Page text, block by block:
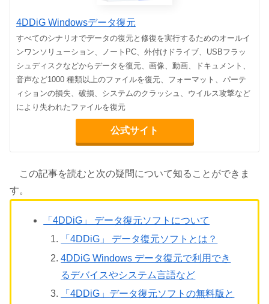
4DDiG Windowsデータ復元
すべてのシナリオでデータの復元と修復を実行するためのオールイ
ンワンソリューション、ノートPC、外付けドライブ、USBフラッ
シュディスクなどからデータを復元、画像、動画、ドキュメント、
音声など1000 種類以上のファイルを復元、フォーマット、パーテ
ィションの損失、破損、システムのクラッシュ、ウイルス攻撃など
により失われたファイルを復元
公式サイト
この記事を読むと次の疑問について知ることができま
す。
「4DDiG」 データ復元ソフトについて
「4DDiG」 データ復元ソフトとは？
4DDiG Windows データ復元で利用でき
るデバイスやシステム言語など
「4DDiG」データ復元ソフトの無料版と